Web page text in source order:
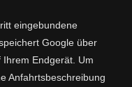
eingebundene
Google über
Endgerät. Um
Anfahrtsbeschreibung